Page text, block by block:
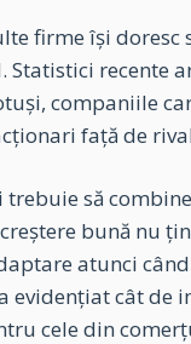
firme își doresc
recente
companiile
față de
să
bună nu
atunci
evidențiat cât de
cele din